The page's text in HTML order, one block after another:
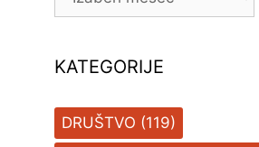
KATEGORIJE
DRUŠTVO (119)